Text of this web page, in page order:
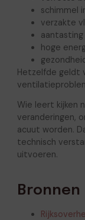
schimmel
verzakte
hoge
Hetzelfde geldt
Wie leert kijken
veranderingen,
acuut worden.
technisch
uitvoeren.
Bronnen